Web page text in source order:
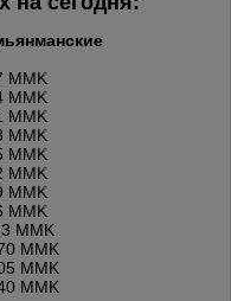
MMK
MMK
MMK
MMK
MMK
MMK
MMK
MMK
MMK
MMK
MMK
MMK